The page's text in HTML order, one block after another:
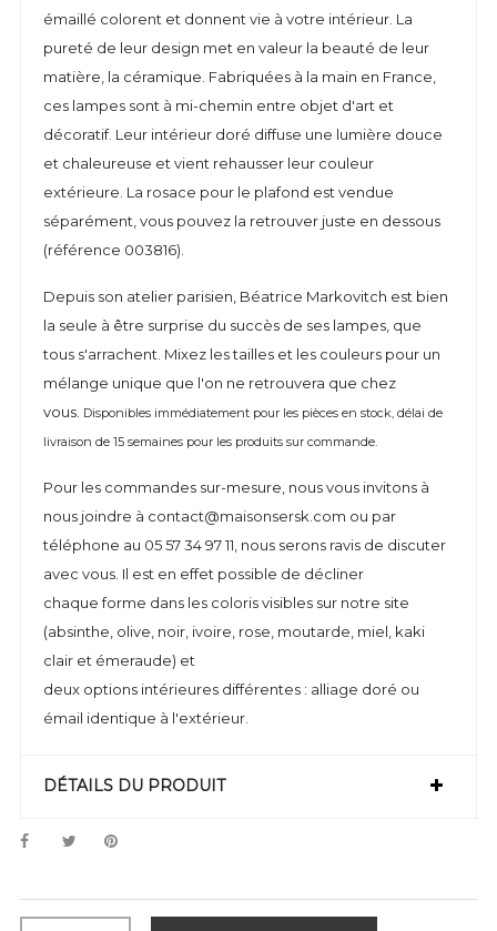
émaillé colorent et donnent vie à votre intérieur. La
pureté de leur design met en valeur la beauté de leur
matière, la céramique. Fabriquées à la main en France,
ces lampes sont à mi-chemin entre objet d'art et
décoratif. Leur intérieur doré diffuse une lumière douce
et chaleureuse et vient rehausser leur couleur
extérieure. La rosace pour le plafond est vendue
séparément, vous pouvez la retrouver juste en dessous
(référence 003816).
Depuis son atelier parisien, Béatrice Markovitch est bien
la seule à être surprise du succès de ses lampes, que
tous s'arrachent. Mixez les tailles et les couleurs pour un
mélange unique que l'on ne retrouvera que chez
vous. Disponibles immédiatement pour les pièces en stock, délai de
livraison de 15 semaines pour les produits sur commande.
Pour les commandes sur-mesure, nous vous invitons à
nous joindre à contact@maisonsersk.com ou par
téléphone au 05 57 34 97 11, nous serons ravis de discuter
avec vous. Il est en effet possible de décliner
chaque forme dans les coloris visibles sur notre site
(absinthe, olive, noir, ivoire, rose, moutarde, miel, kaki
clair et émeraude) et
deux options intérieures différentes : alliage doré ou
émail identique à l'extérieur.
DÉTAILS DU PRODUIT